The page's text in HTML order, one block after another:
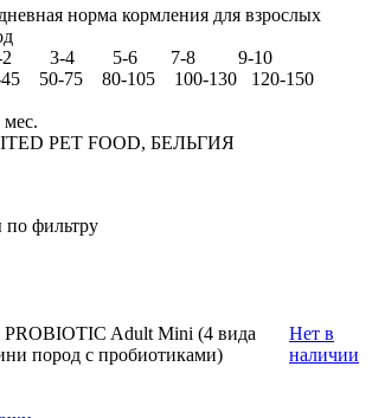
норма кормления для взрослых
1-2 3-4 5-6 7-8 9-10
45 50-75 80-105 100-130 120-150
PET FOOD, БЕЛЬГИЯ
по фильтру
Adult Mini (4 вида
пород с пробиотиками)
Нет в
наличии